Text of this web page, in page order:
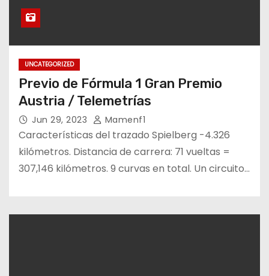
UNCATEGORIZED
Previo de Fórmula 1 Gran Premio
Austria / Telemetrías
Jun 29, 2023 Mamenf1
Características del trazado Spielberg -4.326
kilómetros. Distancia de carrera: 71 vueltas =
307,146 kilómetros. 9 curvas en total. Un circuito…